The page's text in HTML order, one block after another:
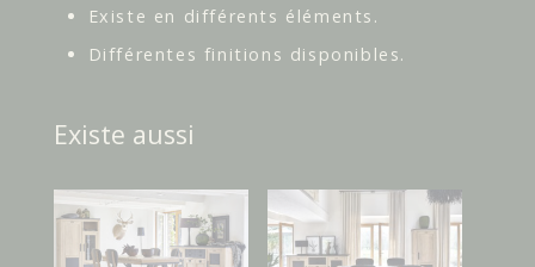
Existe en différents éléments.
Différentes finitions disponibles.
Existe aussi